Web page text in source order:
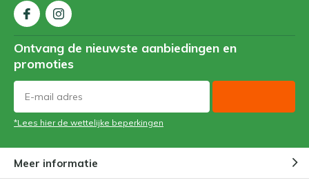
Ontvang de nieuwste aanbiedingen en
promoties
*Lees hier de wettelijke beperkingen
Meer informatie